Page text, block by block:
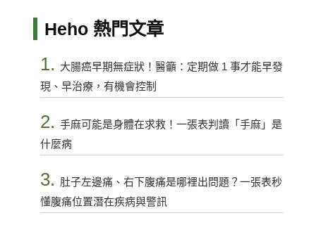
Heho 熱門文章
1. 大腸癌早期無症狀！醫籲：定期做 1 事才能早發
現、早治療，有機會控制
2. 手麻可能是身體在求救！一張表判讀「手麻」是
什麼病
3. 肚子左邊痛、右下腹痛是哪裡出問題？一張表秒
懂腹痛位置潛在疾病與警訊